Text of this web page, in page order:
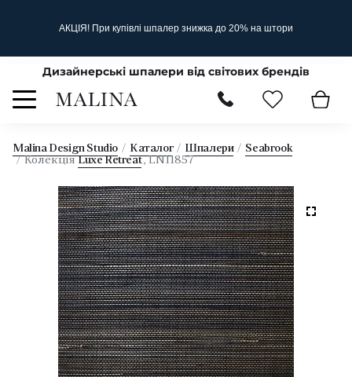
АКЦІЯ! При купівлі шпалер знижка до 20% на штори
Дизайнерські шпалери від світових брендів
Malina Design Studio Каталог Шпалери
Seabrook
Колекція Luxe Retreat, LN11857